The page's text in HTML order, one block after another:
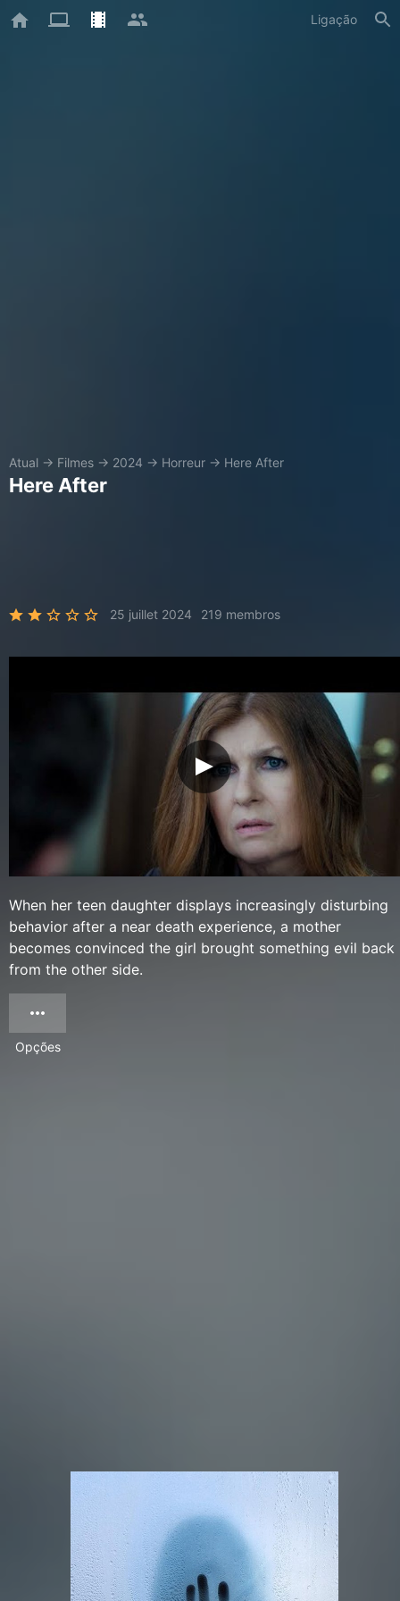
Ligação
Atual → Filmes → 2024 → Horreur → Here After
Here After
25 juillet 2024 219 membros
When her teen daughter displays increasingly disturbing
behavior after a near death experience, a mother
becomes convinced the girl brought something evil back
from the other side.
Opções